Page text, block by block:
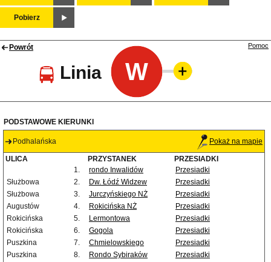
Pobierz
Powrót
Linia W
Pomoc
PODSTAWOWE KIERUNKI
Podhalańska Pokaż na mapie
ULICA PRZYSTANEK
PRZESIADKI
1.
rondo Inwalidów
Przesiadki
Służbowa
2. Dw. Łódź Widzew
Przesiadki
Służbowa
3. Jurczyńskiego NŻ
Przesiadki
Augustów
4. Rokicińska NŻ
Przesiadki
Rokicińska
5. Lermontowa
Przesiadki
Rokicińska
6. Gogola
Przesiadki
Puszkina
7. Chmielowskiego
Przesiadki
Puszkina
8. Rondo Sybiraków
Przesiadki